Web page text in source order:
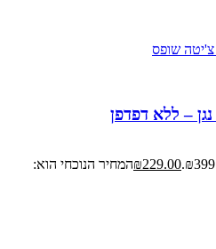
שופס
₪229.00 המחיר הנוכחי הוא: